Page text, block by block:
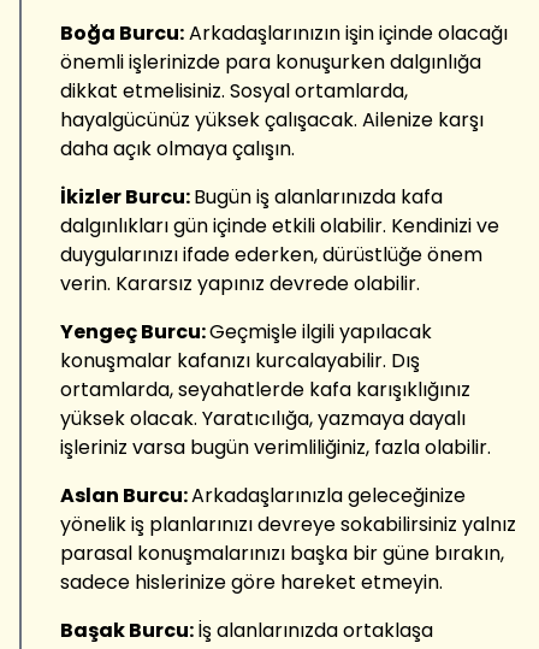
Boğa Burcu:Arkadaşlarınızın işin içinde olacağı
önemli işlerinizde para konuşurken dalgınlığa
dikkat etmelisiniz. Sosyal ortamlarda,
hayalgücünüz yüksek çalışacak. Ailenize karşı
daha açık olmaya çalışın.
İkizler Burcu:Bugün iş alanlarınızda kafa
dalgınlıkları gün içinde etkili olabilir. Kendinizi ve
duygularınızı ifade ederken, dürüstlüğe önem
verin. Kararsız yapınız devrede olabilir.
Yengeç Burcu:Geçmişle ilgili yapılacak
konuşmalar kafanızı kurcalayabilir. Dış
ortamlarda, seyahatlerde kafa karışıklığınız
yüksek olacak. Yaratıcılığa, yazmaya dayalı
işleriniz varsa bugün verimliliğiniz, fazla olabilir.
Aslan Burcu:Arkadaşlarınızla geleceğinize
yönelik iş planlarınızı devreye sokabilirsiniz yalnız
parasal konuşmalarınızı başka bir güne bırakın,
sadece hislerinize göre hareket etmeyin.
Başak Burcu:İş alanlarınızda ortaklaşa